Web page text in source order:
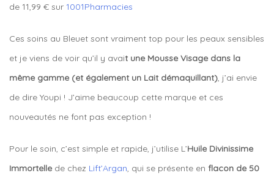
de 11,99 € sur 1001Pharmacies
Ces soins au Bleuet sont vraiment top pour les peaux sensibles
et je viens de voir qu’il y avait une Mousse Visage dans la
même gamme (et également un Lait démaquillant), j’ai envie
de dire Youpi ! J’aime beaucoup cette marque et ces
nouveautés ne font pas exception !
Pour le soin, c’est simple et rapide, j’utilise L’Huile Divinissime
Immortelle de chez Lift’Argan, qui se présente en flacon de 50